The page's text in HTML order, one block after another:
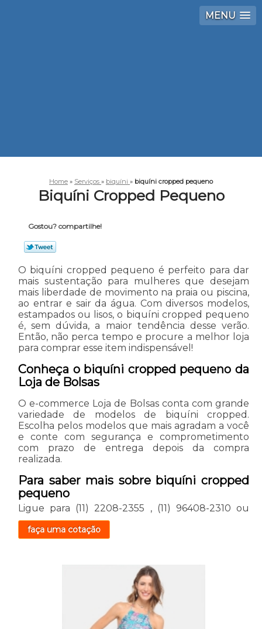
MENU
Home » Serviços » biquíni » biquíni cropped pequeno
Biquíni Cropped Pequeno
Gostou? compartilhe!
O biquíni cropped pequeno é perfeito para dar
mais sustentação para mulheres que desejam
mais liberdade de movimento na praia ou piscina,
ao entrar e sair da água. Com diversos modelos,
estampados ou lisos, o biquíni cropped pequeno
é, sem dúvida, a maior tendência desse verão.
Então, não perca tempo e procure a melhor loja
para comprar esse item indispensável!
Conheça o biquíni cropped pequeno da
Loja de Bolsas
O e-commerce Loja de Bolsas conta com grande
variedade de modelos de biquíni cropped.
Escolha pelos modelos que mais agradam a você
e conte com segurança e comprometimento
com prazo de entrega depois da compra
realizada.
Para saber mais sobre biquíni cropped
pequeno
Ligue para (11) 2208-2355 , (11) 96408-2310 ou
faça uma cotação